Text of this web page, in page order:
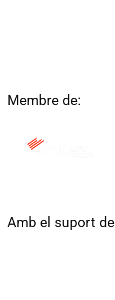
Membre de:
Amb el suport de